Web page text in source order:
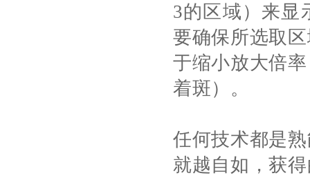
3的区域）来显
要确保所选取
于缩小放大倍
着斑）。
任何技术都是
就越自如，获